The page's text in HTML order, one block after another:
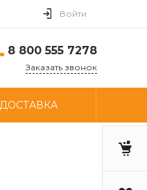
Войти
8 800 555 7278
Заказать звонок
ДОСТАВКА